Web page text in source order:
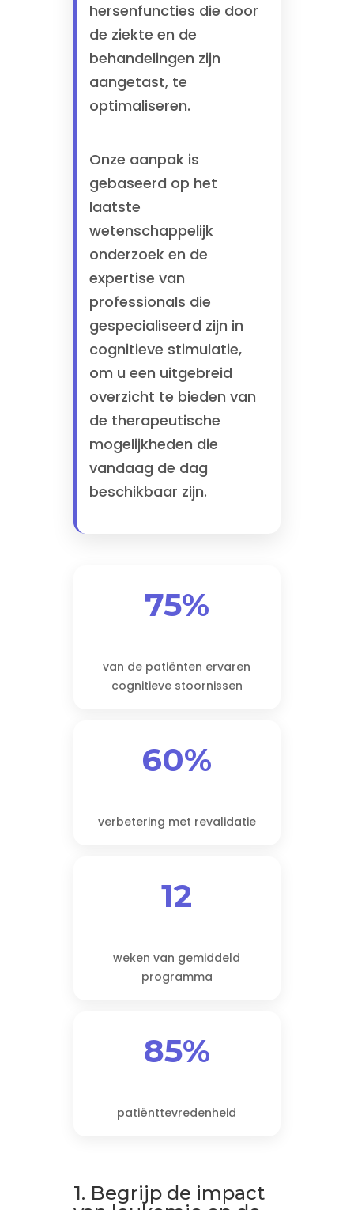
hersenfuncties die door
de ziekte en de
behandelingen zijn
aangetast, te
optimaliseren.
Onze aanpak is
gebaseerd op het
laatste
wetenschappelijk
onderzoek en de
expertise van
professionals die
gespecialiseerd zijn in
cognitieve stimulatie,
om u een uitgebreid
overzicht te bieden van
de therapeutische
mogelijkheden die
vandaag de dag
beschikbaar zijn.
75%
van de patiënten ervaren
cognitieve stoornissen
60%
verbetering met revalidatie
12
weken van gemiddeld
programma
85%
patiënttevredenheid
1. Begrijp de impact